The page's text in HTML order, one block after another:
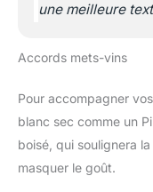
une meilleure
Accords mets-vins
Pour accompagner
blanc sec comme un
boisé, qui soulignera
masquer le goût.